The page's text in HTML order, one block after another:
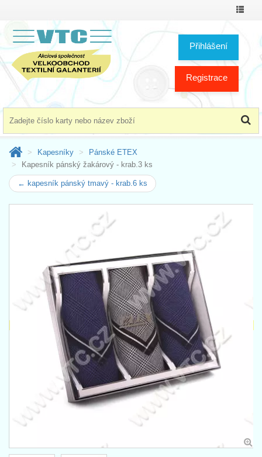
Přihlášení
Registrace
Kapesníky
Pánské ETEX
Kapesník pánský žakárový - krab.3 ks
← kapesník pánský tmavý - krab.6 ks